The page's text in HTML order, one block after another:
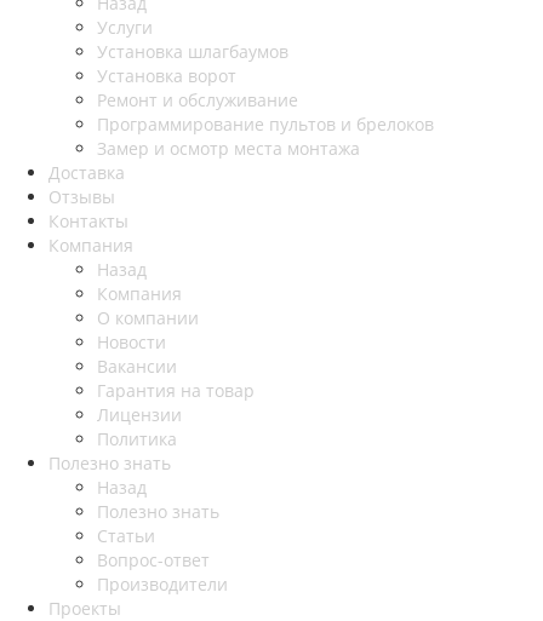
Услуги
Установка шлагбаумов
Установка ворот
Ремонт и обслуживание
Программирование пультов и брелоков
Замер и осмотр места монтажа
Доставка
Отзывы
Контакты
Компания
Назад
Компания
О компании
Новости
Вакансии
Гарантия на товар
Лицензии
Политика
Полезно знать
Назад
Полезно знать
Статьи
Вопрос-ответ
Производители
Проекты